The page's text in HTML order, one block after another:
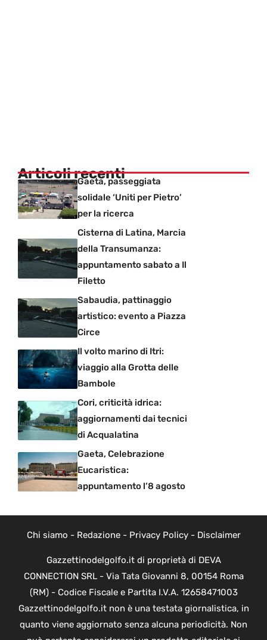
Articoli recenti
Gaeta, passeggiata
solidale ‘Uniti per Pietro’
per la ricerca
Cisterna di Latina, Marcia
della Transumanza:
appuntamento sabato a Il
Filetto
Sabaudia, pattinaggio
artistico: evento a Piazza
Circe
Il volto marino di Itri:
viaggio alla Grotta delle
Bambole
Cori, criticità idrica:
aggiornamenti dai tecnici
di Acqualatina
Gaeta, Celebrazione
Eucaristica:
appuntamento l’8 agosto
Chi siamo - Redazione- Privacy Policy- Disclaimer
Gazzettinodelgolfo.it di proprietà di DEVA
CONNECTION SRL - Via Tata Giovanni 8, 00154 Roma
(RM) - Codice Fiscale e Partita I.V.A. 12658471003
Gazzettinodelgolfo.it non è una testata giornalistica, in
quanto viene aggiornato senza alcuna periodicità. Non